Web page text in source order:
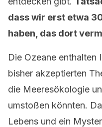
dass wir erst etwa
haben, das dort
Die Ozeane enthalten
bisher akzeptierten
die Meeresökologie
umstoßen könnten.
Lebens und ein